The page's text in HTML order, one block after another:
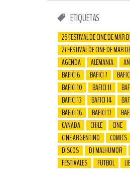
ETIQUETAS
26 FESTIVAL DE CINE DE MAR
27 FESTIVAL DE CINE DE MAR
AGENDA
ALEMANIA
BAFICI 6
BAFICI 7
BAFICI 10
BAFICI 11
BAFICI 13
BAFICI 14
BAFICI 16
BAFICI 17
CANADÁ
CHILE
CINE
CINE ARGENTINO
COMICS
DISCOS
DJ MALHUMOR
FESTIVALES
FUTBOL